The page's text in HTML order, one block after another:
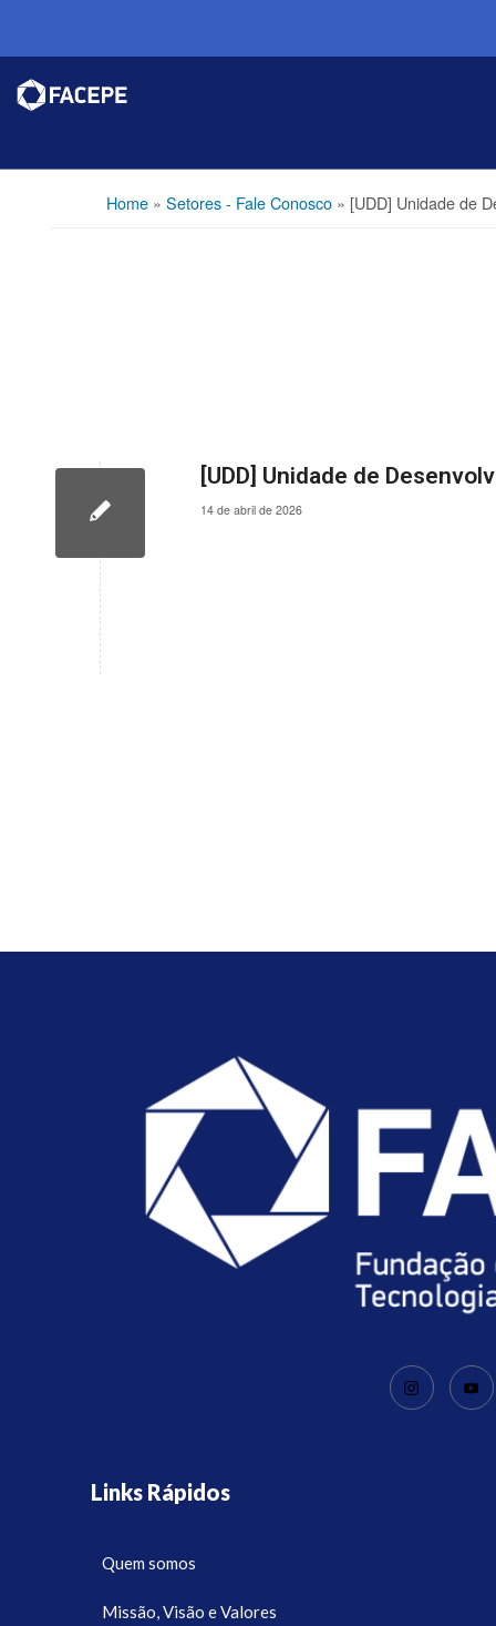
Home» Setores - Fale Conosco» [UDD] Unidade de
[UDD] Unidade de
14 de abril de 2026
Links Rápidos
Quem somos
Missão, Visão e Valores